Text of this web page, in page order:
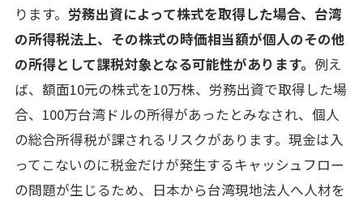
ります。 労務出資によって株式を取得した場合、台湾
の所得税法上、その株式の時価相当額が個人のその他
の所得として課税対象となる可能性があります。 例え
ば、額面10元の株式を10万株、労務出資で取得した場
合、100万台湾ドルの所得があったとみなされ、個人
の総合所得税が課されるリスクがあります。現金は入
ってこないのに税金だけが発生するキャッシュフロー
の問題が生じるため、日本から台湾現地法人へ人材を